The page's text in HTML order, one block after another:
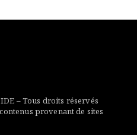
– Tous droits réservés
provenant de sites